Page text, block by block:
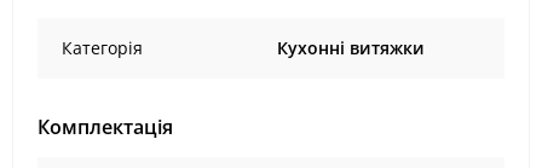
Категорія Кухонні витяжки
Комплектація